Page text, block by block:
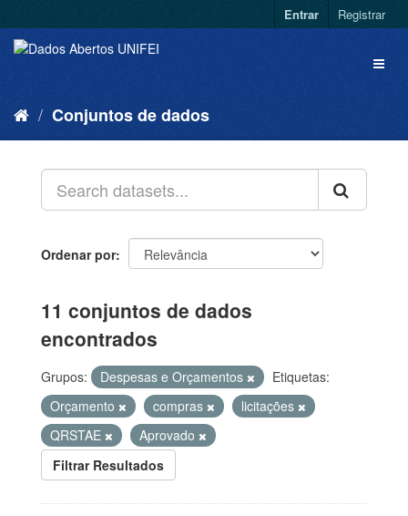
Entrar Registrar
Conjuntos de dados
Ordenar por
11 conjuntos de dados
encontrados
Grupos: Despesas e Orçamentos
Etiquetas:
Orçamento
compras
licitações
QRSTAE
Aprovado
Filtrar Resultados